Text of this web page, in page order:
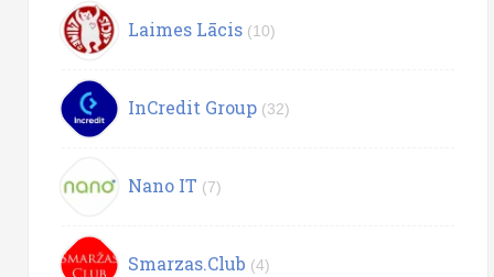
Laimes Lācis (10)
InCredit Group (32)
Nano IT (7)
Smarzas.Club (4)